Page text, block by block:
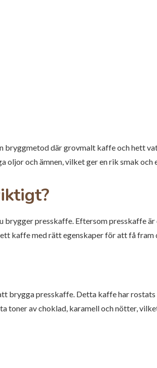
bryggmetod där grovmalt kaffe och hett
och ämnen, vilket ger en rik smak och
brygger presskaffe. Eftersom presskaffe
kaffe med rätt egenskaper för att få fram
brygga presskaffe. Detta kaffe har
av choklad, karamell och nötter,